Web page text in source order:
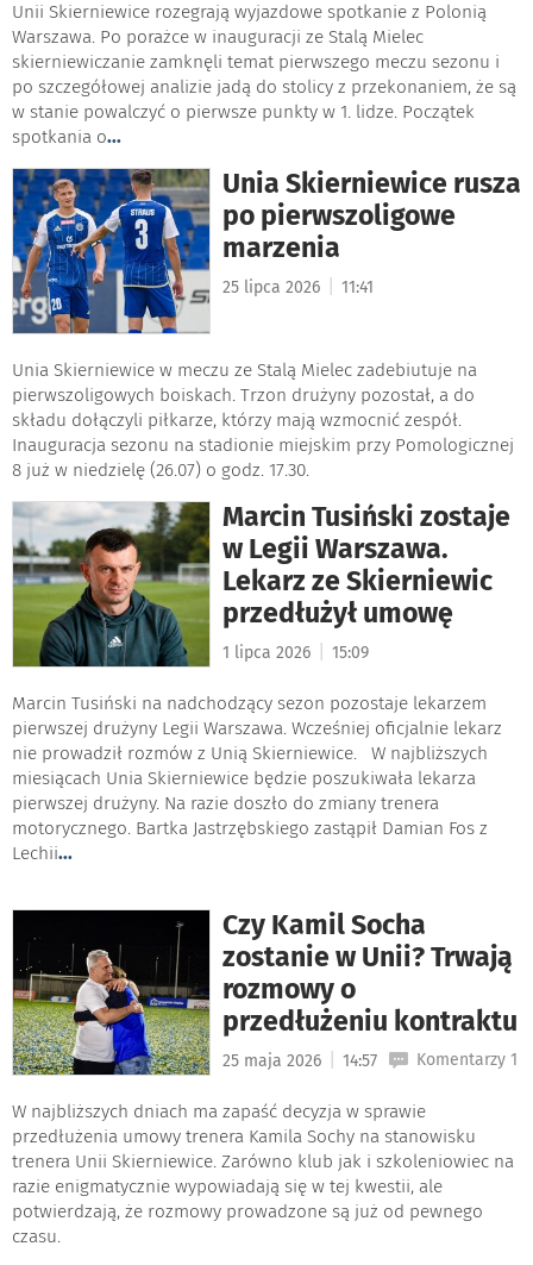
Unii Skierniewice rozegrają wyjazdowe spotkanie z Polonią
Warszawa. Po porażce w inauguracji ze Stalą Mielec
skierniewiczanie zamknęli temat pierwszego meczu sezonu i
po szczegółowej analizie jadą do stolicy z przekonaniem, że są
w stanie powalczyć o pierwsze punkty w 1. lidze. Początek
spotkania o...
Unia Skierniewice rusza
po pierwszoligowe
marzenia
25 lipca 2026 11:41
Unia Skierniewice w meczu ze Stalą Mielec zadebiutuje na
pierwszoligowych boiskach. Trzon drużyny pozostał, a do
składu dołączyli piłkarze, którzy mają wzmocnić zespół.
Inauguracja sezonu na stadionie miejskim przy Pomologicznej
8 już w niedzielę (26.07) o godz. 17.30.
Marcin Tusiński zostaje
w Legii Warszawa.
Lekarz ze Skierniewic
przedłużył umowę
1 lipca 2026 15:09
Marcin Tusiński na nadchodzący sezon pozostaje lekarzem
pierwszej drużyny Legii Warszawa. Wcześniej oficjalnie lekarz
nie prowadził rozmów z Unią Skierniewice. W najbliższych
miesiącach Unia Skierniewice będzie poszukiwała lekarza
pierwszej drużyny. Na razie doszło do zmiany trenera
motorycznego. Bartka Jastrzębskiego zastąpił Damian Fos z
Lechii...
Czy Kamil Socha
zostanie w Unii? Trwają
rozmowy o
przedłużeniu kontraktu
25 maja 2026 14:57 Komentarzy 1
W najbliższych dniach ma zapaść decyzja w sprawie
przedłużenia umowy trenera Kamila Sochy na stanowisku
trenera Unii Skierniewice. Zarówno klub jak i szkoleniowiec na
razie enigmatycznie wypowiadają się w tej kwestii, ale
potwierdzają, że rozmowy prowadzone są już od pewnego
czasu.